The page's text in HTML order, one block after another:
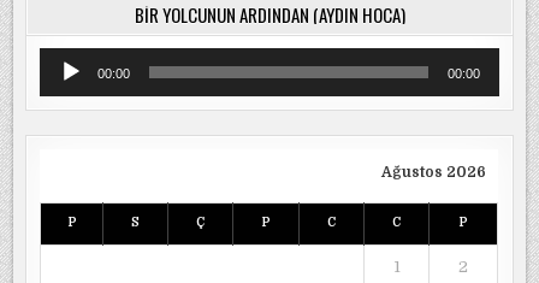
BIR YOLCUNUN ARDINDAN (AYDIN HOCA)
Ses
oynatıcı00:00 00:00
Ağustos 2026
P S Ç P C C P
1 2